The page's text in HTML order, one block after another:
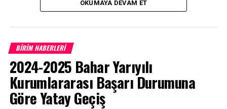
(17:00)
program taban puanları içinTIKLAYINIZ
OKUMAYA DEVAM ET
BİRİM HABERLERİ
2024-2025 Bahar Yarıyılı
Kurumlararası Başarı Durumuna
Göre Yatay Geçiş